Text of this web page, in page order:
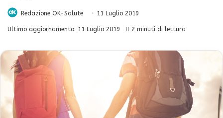
Redazione OK-Salute 11 Luglio 2019
Ultimo aggiornamento: 11 Luglio 2019 2 minuti di lettura